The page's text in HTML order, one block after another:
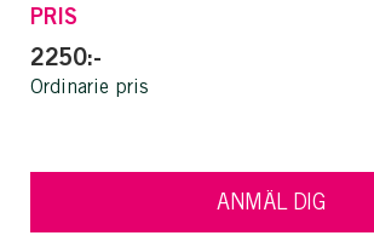
PRIS
2250:-
Ordinarie pris
ANMÄL DIG